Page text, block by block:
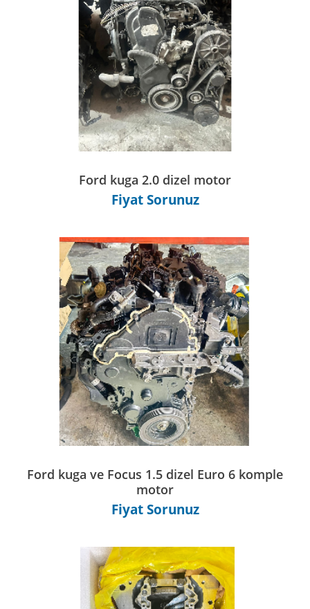
Ford kuga 2.0 dizel motor
Fiyat Sorunuz
Ford kuga ve Focus 1.5 dizel Euro 6 komple
motor
Fiyat Sorunuz